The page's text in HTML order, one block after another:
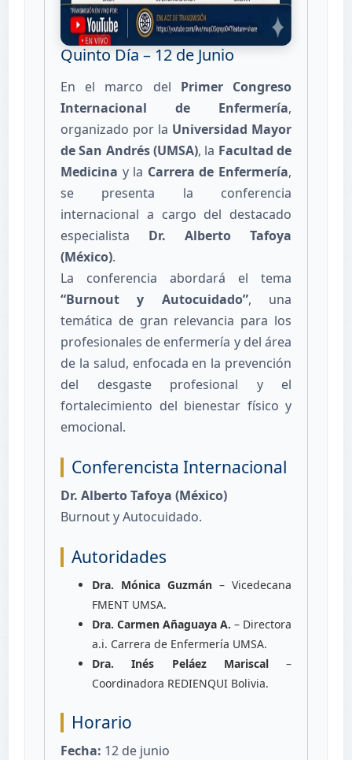
Quinto Día – 12 de Junio
En el marco del Primer Congreso
Internacional de Enfermería,
organizado por la Universidad Mayor
de San Andrés (UMSA), la Facultad de
Medicina y la Carrera de Enfermería,
se presenta la conferencia
internacional a cargo del destacado
especialista Dr. Alberto Tafoya
(México).
La conferencia abordará el tema
“Burnout y Autocuidado”, una
temática de gran relevancia para los
profesionales de enfermería y del área
de la salud, enfocada en la prevención
del desgaste profesional y el
fortalecimiento del bienestar físico y
emocional.
Conferencista Internacional
Dr. Alberto Tafoya (México)
Burnout y Autocuidado.
Autoridades
Dra. Mónica Guzmán – Vicedecana
FMENT UMSA.
Dra. Carmen Añaguaya A. – Directora
a.i. Carrera de Enfermería UMSA.
Dra. Inés Peláez Mariscal–
Coordinadora REDIENQUI Bolivia.
Horario
Fecha: 12 de junio